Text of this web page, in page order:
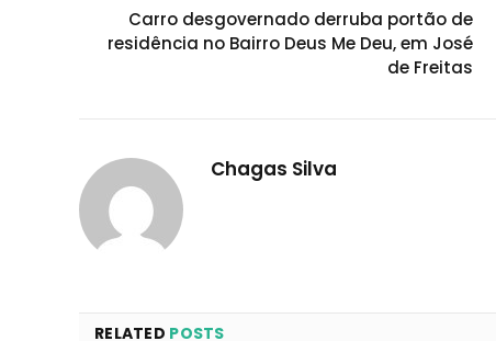
Carro desgovernado derruba portão de
residência no Bairro Deus Me Deu, em José
de Freitas
Chagas Silva
RELATED POSTS